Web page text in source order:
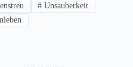
# Unsauberkeit